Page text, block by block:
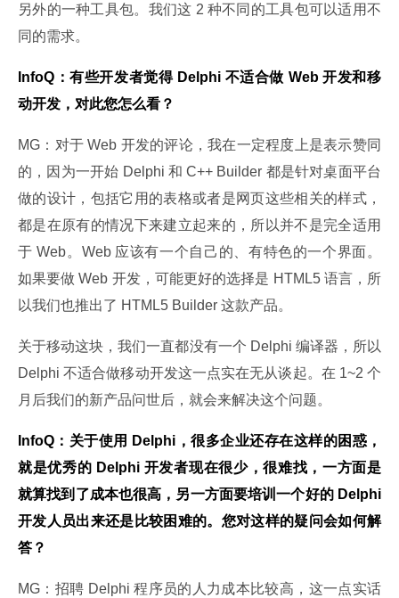
另外的一种工具包。我们这 2 种不同的工具包可以适用不
同的需求。
InfoQ：有些开发者觉得 Delphi 不适合做 Web 开发和移
动开发，对此您怎么看？
MG：对于 Web 开发的评论，我在一定程度上是表示赞同
的，因为一开始 Delphi 和 C++ Builder 都是针对桌面平台
做的设计，包括它用的表格或者是网页这些相关的样式，
都是在原有的情况下来建立起来的，所以并不是完全适用
于 Web。Web 应该有一个自己的、有特色的一个界面。
如果要做 Web 开发，可能更好的选择是 HTML5 语言，所
以我们也推出了 HTML5 Builder 这款产品。
关于移动这块，我们一直都没有一个 Delphi 编译器，所以
Delphi 不适合做移动开发这一点实在无从谈起。在 1~2 个
月后我们的新产品问世后，就会来解决这个问题。
InfoQ：关于使用 Delphi，很多企业还存在这样的困惑，
就是优秀的 Delphi 开发者现在很少，很难找，一方面是
就算找到了成本也很高，另一方面要培训一个好的 Delphi
开发人员出来还是比较困难的。您对这样的疑问会如何解
答？
MG：招聘 Delphi 程序员的人力成本比较高，这一点实话